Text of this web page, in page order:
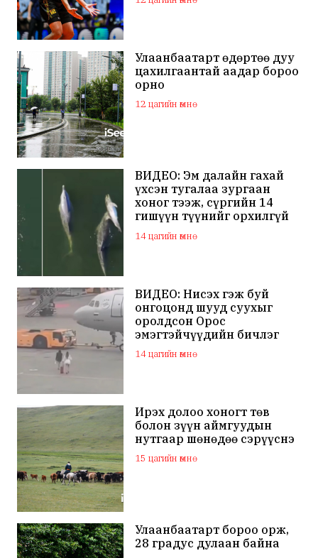
Улаанбаатарт өдөртөө дуу
цахилгаантай аадар бороо
орно
12 цагийн өмнө
ВИДЕО: Эм далайн гахай
үхсэн тугалаа зургаан
хоног тээж, сүргийн 14
гишүүн түүнийг орхилгүй
сэлжээ
14 цагийн өмнө
ВИДЕО: Нисэх гэж буй
онгоцонд шууд суухыг
оролдсон Орос
эмэгтэйчүүдийн бичлэг
дэлхий нийтийн
анхааралд оров
14 цагийн өмнө
Ирэх долоо хоногт төв
болон зүүн аймгуудын
нутгаар шөнөдөө сэрүүснэ
15 цагийн өмнө
Улаанбаатарт бороо орж,
28 градус дулаан байна